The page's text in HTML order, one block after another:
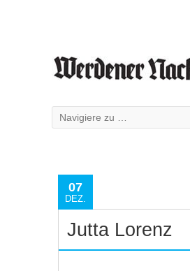
07
DEZ.
Jutta Lorenz